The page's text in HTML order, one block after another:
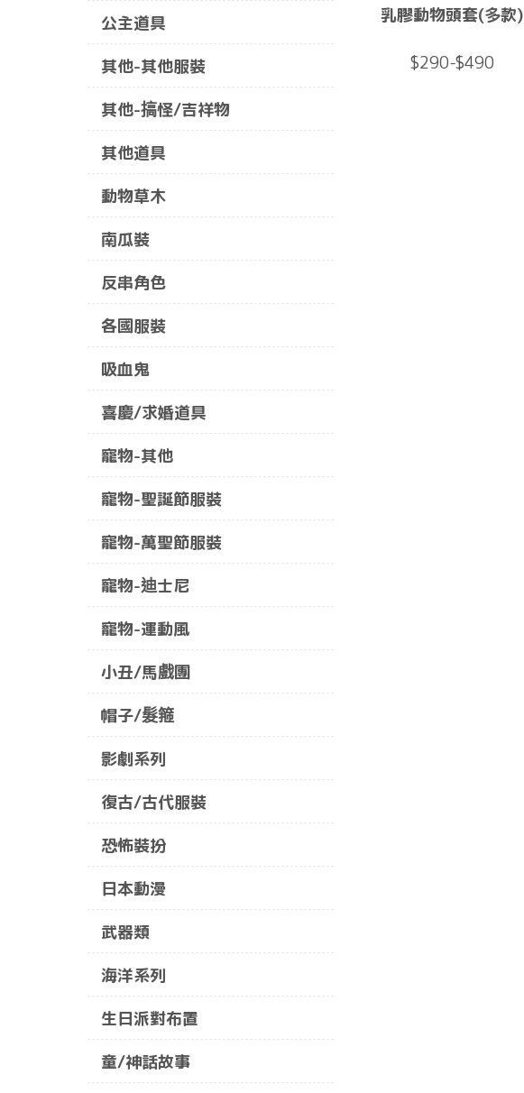
公主道具
其他-其他服裝
其他-搞怪/吉祥物
其他道具
動物草木
南瓜裝
反串角色
各國服裝
吸血鬼
喜慶/求婚道具
寵物-其他
寵物-聖誕節服裝
寵物-萬聖節服裝
寵物-迪士尼
寵物-運動風
小丑/馬戲團
帽子/髮箍
影劇系列
復古/古代服裝
恐怖裝扮
日本動漫
武器類
海洋系列
生日派對布置
童/神話故事
乳膠動物頭套(多款)
$290-$490